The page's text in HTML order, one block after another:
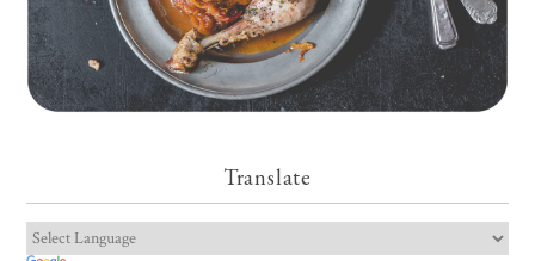
Translate